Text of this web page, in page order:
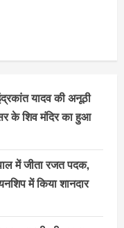
यादव की अनूठी
के शिव मंदिर का हुआ
में जीता रजत पदक,
में किया शानदार